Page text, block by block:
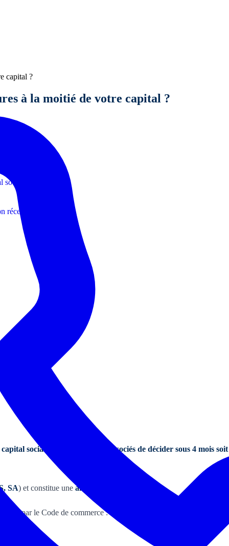
capital ?
à la moitié de votre capital ?
?
récente
?
social, la loi impose aux associés de décider sous 4 mois
SA) et constitue une alerte juridique majeure
prévue par le Code de commerce :